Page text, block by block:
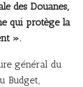
des Douanes,
qui protège la
».
général du
Budget,